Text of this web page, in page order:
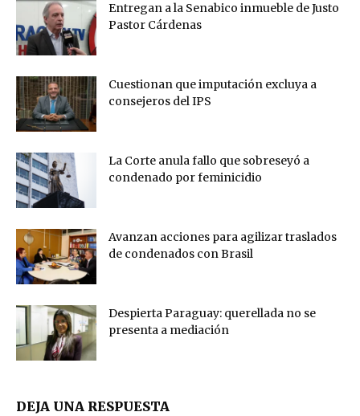
Entregan a la Senabico inmueble de Justo
Pastor Cárdenas
Cuestionan que imputación excluya a
consejeros del IPS
La Corte anula fallo que sobreseyó a
condenado por feminicidio
Avanzan acciones para agilizar traslados
de condenados con Brasil
Despierta Paraguay: querellada no se
presenta a mediación
DEJA UNA RESPUESTA